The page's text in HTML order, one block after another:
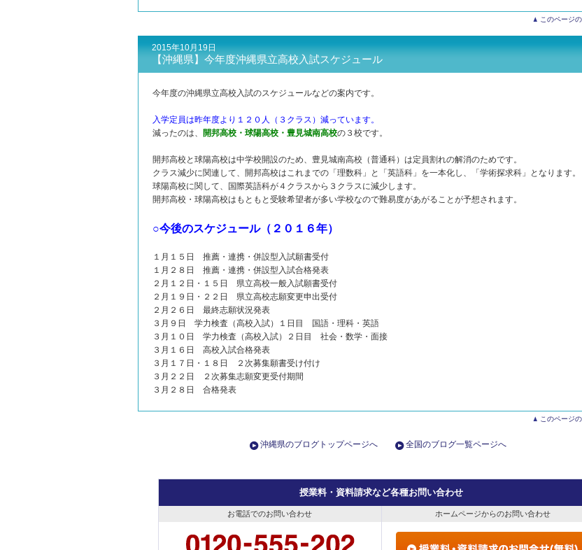
このページ
2015年10月19日
【沖縄県】今年度沖縄県立高校入試スケジュール
今年度の沖縄県立高校入試のスケジュールなどの案内です。
入学定員は昨年度より１２０人（３クラス）減っています。
減ったのは、
開邦高校・球陽高校・豊見城南高校の３校です。
開邦高校と球陽高校は中学校開設のため、豊見城南高校（普通科）は定員割れの解消のためです。
クラス減少に関連して、開邦高校はこれまでの「理数科」と「英語科」を一本化し、「学術探求科」となります。
球陽高校に関して、国際英語科が４クラスから３クラスに減少します。
開邦高校・球陽高校はもともと受験希望者が多い学校なので難易度があがることが予想されます。
○今後のスケジュール（２０１６年）
１月１５日 推薦・連携・併設型入試願書受付
１月２８日 推薦・連携・併設型入試合格発表
２月１２日・１５日 県立高校一般入試願書受付
２月１９日・２２日 県立高校志願変更申出受付
２月２６日 最終志願状況発表
３月９日 学力検査（高校入試）１日目 国語・理科・英語
３月１０日 学力検査（高校入試）２日目 社会・数学・面接
３月１６日 高校入試合格発表
３月１７日・１８日 ２次募集願書受け付け
３月２２日 ２次募集志願変更受付期間
３月２８日 合格発表
このページ
沖縄県のブログトップページへ 全国のブログ一覧ページへ
授業料・資料請求など各種お問い合わせ
お電話でのお問い合わせ ホームページからのお問い合わせ